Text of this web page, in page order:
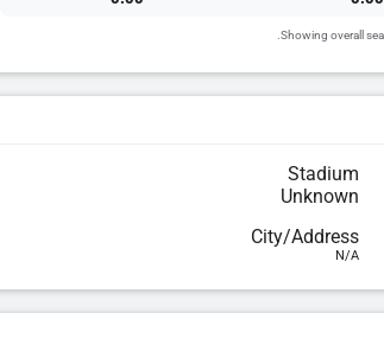
Stadium
Unknown
City/Address
N/A